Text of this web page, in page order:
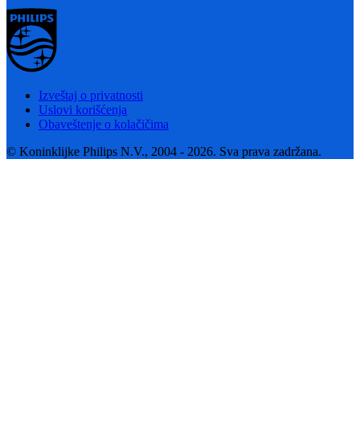
Izveštaj o privatnosti
Uslovi korišćenja
Obaveštenje o kolačičima
© Koninklijke Philips N.V., 2004 - 2026. Sva prava zadržana.